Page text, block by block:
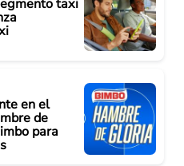
taxi
en el
de
para